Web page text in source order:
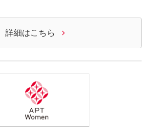
詳細はこちら